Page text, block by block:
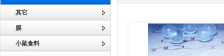
其它
膜
小鼠食料